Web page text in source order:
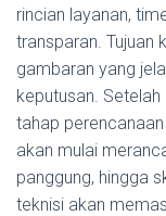
rincian layanan,
transparan. Tujuan
gambaran yang
keputusan.
tahap
akan mulai
panggung, hingga
teknisi akan